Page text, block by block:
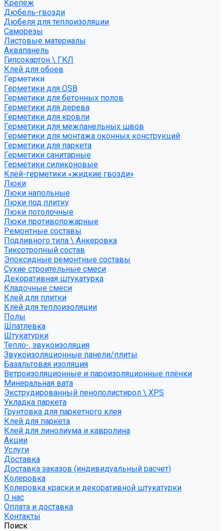
Крепеж
Дюбель-гвозди
Дюбеля для теплоизоляции
Саморезы
Листовые материалы
Аквапанель
Гипсокартон \ ГКЛ
Клей для обоев
Герметики
Герметики для OSB
Герметики для бетонных полов
Герметики для дерева
Герметики для кровли
Герметики для межпанельных швов
Герметики для монтажа оконных конструкций
Герметики для паркета
Герметики санитарные
Герметики силиконовые
Клей-герметики «жидкие гвозди»
Люки
Люки напольные
Люки под плитку
Люки потолочные
Люки противопожарные
Ремонтные составы
Подливного типа \ Анкеровка
Тиксотропный состав
Эпоксидные ремонтные составы
Сухие строительные смеси
Декоративная штукатурка
Кладочные смеси
Клей для плитки
Клей для теплоизоляции
Полы
Шпатлевка
Штукатурки
Тепло-, звукоизоляция
Звукоизоляционные панели/плиты
Базальтовая изоляция
Ветроизоляционные и пароизоляционные плёнки
Минеральная вата
Экструдированный пенополистирол \ XPS
Укладка паркета
Грунтовка для паркетного клея
Клей для паркета
Клей для линолиума и кавролина
Акции
Услуги
Доставка
Доставка заказов (индивидуальный расчет)
Колеровка
Колеровка краски и декоративной штукатурки
О нас
Оплата и доставка
Контакты
Поиск